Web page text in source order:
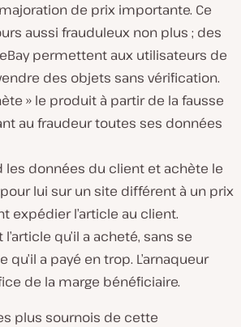
de prix importante. Ce
aussi frauduleux non plus ; des
permettent aux utilisateurs de
des objets sans vérification.
» le produit à partir de la fausse
au fraudeur toutes ses données
les données du client et achète le
lui sur un site différent à un prix
expédier l’article au client.
qu’il a acheté, sans se
a payé en trop. L’arnaqueur
de la marge bénéficiaire.
plus sournois de cette